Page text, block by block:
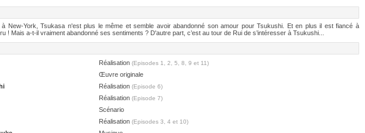
New-York, Tsukasa n'est plus le même et semble avoir abandonné son amour pour Tsukushi. Et en plus il est fiancé à
! Mais a-t-il vraiment abandonné ses sentiments ? D'autre part, c’est au tour de Rui de s’intéresser à Tsukushi...
Réalisation (Episodes 1, 2, 5, 8, 9 et 11)
Œuvre originale
Réalisation (Episode 6)
Réalisation (Episode 7)
Scénario
Réalisation (Episodes 3, 4 et 10)